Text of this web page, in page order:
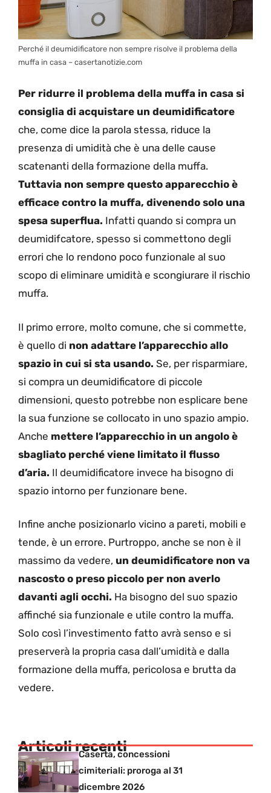
Perché il deumidificatore non sempre risolve il problema della
muffa in casa – casertanotizie.com
Per ridurre il problema della muffa in casa si
consiglia di acquistare un deumidificatore
che, come dice la parola stessa, riduce la
presenza di umidità che è una delle cause
scatenanti della formazione della muffa.
Tuttavia non sempre questo apparecchio è
efficace contro la muffa, divenendo solo una
spesa superflua. Infatti quando si compra un
deumidifcatore, spesso si commettono degli
errori che lo rendono poco funzionale al suo
scopo di eliminare umidità e scongiurare il rischio
muffa.
Il primo errore, molto comune, che si commette,
è quello di non adattare l’apparecchio allo
spazio in cui si sta usando. Se, per risparmiare,
si compra un deumidificatore di piccole
dimensioni, questo potrebbe non esplicare bene
la sua funzione se collocato in uno spazio ampio.
Anche mettere l’apparecchio in un angolo è
sbagliato perché viene limitato il flusso
d’aria. Il deumidificatore invece ha bisogno di
spazio intorno per funzionare bene.
Infine anche posizionarlo vicino a pareti, mobili e
tende, è un errore. Purtroppo, anche se non è il
massimo da vedere, un deumidificatore non va
nascosto o preso piccolo per non averlo
davanti agli occhi. Ha bisogno del suo spazio
affinché sia funzionale e utile contro la muffa.
Solo così l’investimento fatto avrà senso e si
preserverà la propria casa dall’umidità e dalla
formazione della muffa, pericolosa e brutta da
vedere.
Articoli recenti
Caserta, concessioni
cimiteriali: proroga al 31
dicembre 2026